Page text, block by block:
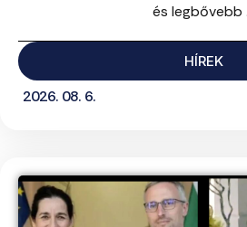
és legbővebb
HÍREK
2026. 08. 6.